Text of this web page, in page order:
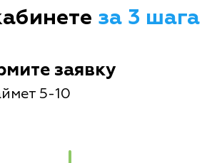
за 3 шага
заявку
5-10